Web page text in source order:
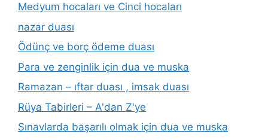
Medyum hocaları ve Cinci hocaları
nazar duası
Ödünç ve borç ödeme duası
Para ve zenginlik için dua ve muska
Ramazan – ıftar duası , imsak duası
Rüya Tabirleri – A'dan Z'ye
Sınavlarda başarılı olmak için dua ve muska